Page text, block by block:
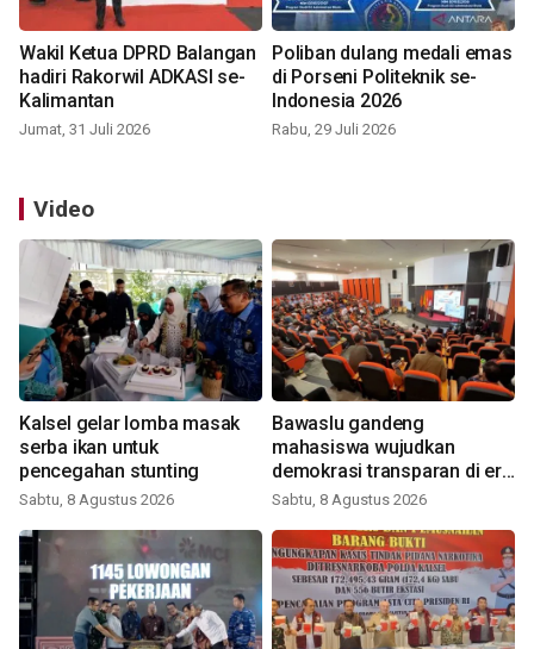
Wakil Ketua DPRD Balangan
hadiri Rakorwil ADKASI se-
Kalimantan
Jumat, 31 Juli 2026
Poliban dulang medali emas
di Porseni Politeknik se-
Indonesia 2026
Rabu, 29 Juli 2026
Video
Kalsel gelar lomba masak
serba ikan untuk
pencegahan stunting
Sabtu, 8 Agustus 2026
Bawaslu gandeng
mahasiswa wujudkan
demokrasi transparan di era
digital
Sabtu, 8 Agustus 2026